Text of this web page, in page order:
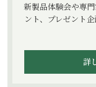
新製品体験会や専
ント、プレゼント
詳